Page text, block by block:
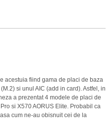
acestuia fiind gama de placi de baza
si unul AIC (add in card). Astfel, in
a prezentat 4 modele de placi de
si X570 AORUS Elite. Probabil ca
cum ne-au obisnuit cei de la